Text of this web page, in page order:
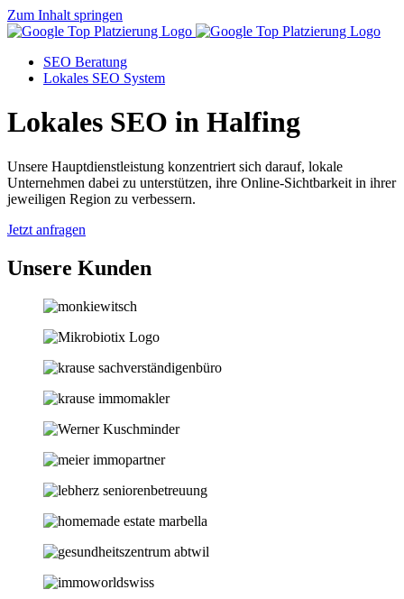
Zum Inhalt springen
SEO Beratung
Lokales SEO System
Lokales SEO in Halfing
Unsere Hauptdienstleistung konzentriert sich darauf, lokale
Unternehmen dabei zu unterstützen, ihre Online-Sichtbarkeit in ihrer
jeweiligen Region zu verbessern.
Jetzt anfragen
Unsere Kunden